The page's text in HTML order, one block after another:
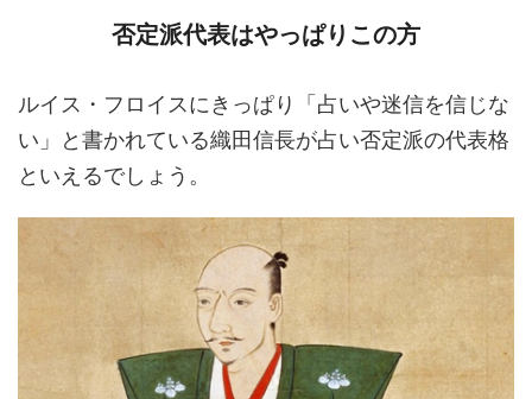
否定派代表はやっぱりこの方
ルイス・フロイスにきっぱり「占いや迷信を信じな
い」と書かれている織田信長が占い否定派の代表格
といえるでしょう。